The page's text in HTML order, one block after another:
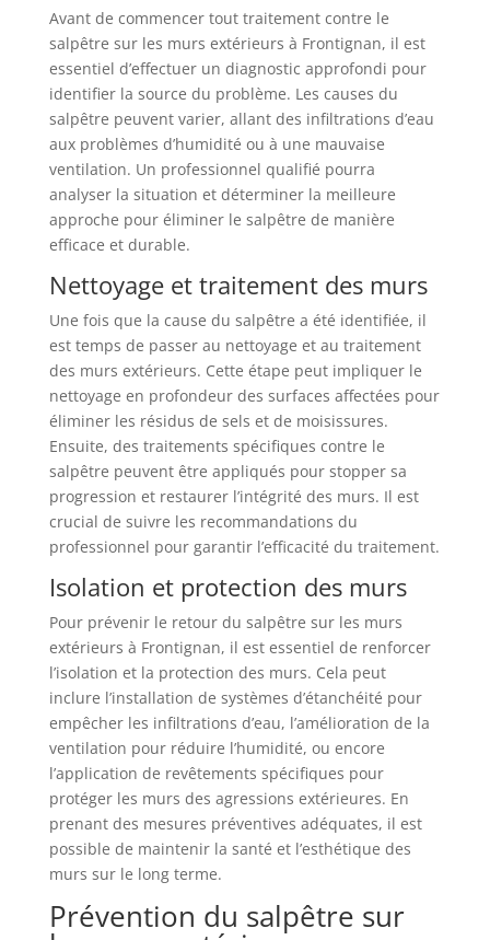
Avant de commencer tout traitement contre le
salpêtre sur les murs extérieurs à Frontignan, il est
essentiel d’effectuer un diagnostic approfondi pour
identifier la source du problème. Les causes du
salpêtre peuvent varier, allant des infiltrations d’eau
aux problèmes d’humidité ou à une mauvaise
ventilation. Un professionnel qualifié pourra
analyser la situation et déterminer la meilleure
approche pour éliminer le salpêtre de manière
efficace et durable.
Nettoyage et traitement des murs
Une fois que la cause du salpêtre a été identifiée, il
est temps de passer au nettoyage et au traitement
des murs extérieurs. Cette étape peut impliquer le
nettoyage en profondeur des surfaces affectées pour
éliminer les résidus de sels et de moisissures.
Ensuite, des traitements spécifiques contre le
salpêtre peuvent être appliqués pour stopper sa
progression et restaurer l’intégrité des murs. Il est
crucial de suivre les recommandations du
professionnel pour garantir l’efficacité du traitement.
Isolation et protection des murs
Pour prévenir le retour du salpêtre sur les murs
extérieurs à Frontignan, il est essentiel de renforcer
l’isolation et la protection des murs. Cela peut
inclure l’installation de systèmes d’étanchéité pour
empêcher les infiltrations d’eau, l’amélioration de la
ventilation pour réduire l’humidité, ou encore
l’application de revêtements spécifiques pour
protéger les murs des agressions extérieures. En
prenant des mesures préventives adéquates, il est
possible de maintenir la santé et l’esthétique des
murs sur le long terme.
Prévention du salpêtre sur